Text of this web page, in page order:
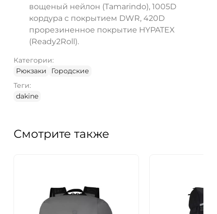
вощеный нейлон (Tamarindo), 1005D
кордура с покрытием DWR, 420D
прорезиненное покрытие HYPATEX
(Ready2Roll).
Категории:
Рюкзаки
Городские
Теги:
dakine
Смотрите также